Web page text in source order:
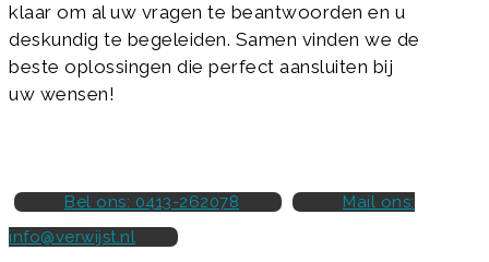
klaar om al uw vragen te beantwoorden en u
deskundig te begeleiden. Samen vinden we de
beste oplossingen die perfect aansluiten bij
uw wensen!
Bel ons: 0413-262078
Mail ons:
info@verwijst.nl